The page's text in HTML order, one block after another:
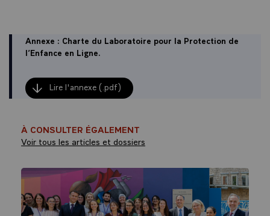
Annexe : Charte du Laboratoire pour la Protection de
l’Enfance en Ligne.
Lire l'annexe (.pdf)
À CONSULTER ÉGALEMENT
Voir tous les articles et dossiers